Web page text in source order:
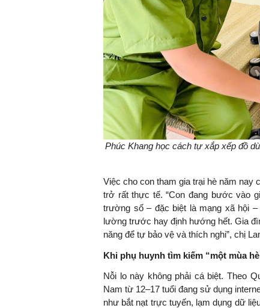
Phúc Khang học cách tự xắp xếp đồ
Việc cho con tham gia trại hè năm nay
trở rất thực tế. “Con đang bước vào
trường số – đặc biệt là mạng xã hội
lường trước hay định hướng hết. Gia
năng để tự bảo vệ và thích nghi”, chị
Khi phụ huynh tìm kiếm “một mùa
Nỗi lo này không phải cá biệt. Theo
Nam từ 12–17 tuổi đang sử dụng
như bắt nạt trực tuyến, lạm dụng dữ
TS. Nguyễn Đức Độ -
Viện Kinh tế Tài chính